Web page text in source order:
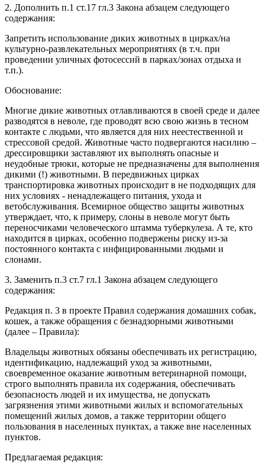
2. Дополнить п.1 ст.17 гл.3 Закона абзацем следующего
содержания:
Запретить использование диких животных в цирках/на
культурно-развлекательных мероприятиях (в т.ч. при
проведении уличных фотосессий в парках/зонах отдыха и
т.п.).
Обоснование:
Многие дикие животных отлавливаются в своей среде и далее
разводятся в неволе, где проводят всю свою жизнь в тесном
контакте с людьми, что является для них неестественной и
стрессовой средой. Животные часто подвергаются насилию –
дрессировщики заставляют их выполнять опасные и
неудобные трюки, которые не предназначены для выполнения
дикими (!) животными. В передвижных цирках
транспортировка животных происходит в не подходящих для
них условиях - ненадлежащего питания, ухода и
ветобслуживания. Всемирное общество защиты животных
утверждает, что, к примеру, слоны в неволе могут быть
переносчиками человеческого штамма туберкулеза. А те, кто
находится в цирках, особенно подвержены риску из-за
постоянного контакта с инфицированными людьми и
слонами.
3. Заменить п.3 ст.7 гл.1 Закона абзацем следующего
содержания:
Редакция п. 3 в проекте Правил содержания домашних собак,
кошек, а также обращения с безнадзорными животными
(далее – Правила):
Владельцы животных обязаны обеспечивать их регистрацию,
идентификацию, надлежащий уход за животными,
своевременное оказание животным ветеринарной помощи,
строго выполнять правила их содержания, обеспечивать
безопасность людей и их имущества, не допускать
загрязнения этими животными жилых и вспомогательных
помещений жилых домов, а также территории общего
пользования в населенных пунктах, а также вне населенных
пунктов.
Предлагаемая редакция: